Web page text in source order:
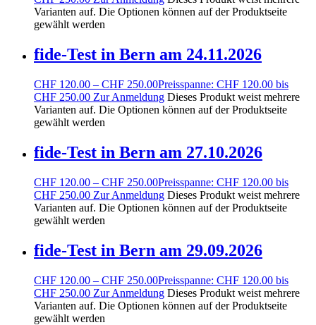
Varianten auf. Die Optionen können auf der Produktseite
gewählt werden
fide-Test in Bern am 24.11.2026
CHF 120.00 – CHF 250.00Preisspanne: CHF 120.00 bis
CHF 250.00 Zur Anmeldung Dieses Produkt weist mehrere
Varianten auf. Die Optionen können auf der Produktseite
gewählt werden
fide-Test in Bern am 27.10.2026
CHF 120.00 – CHF 250.00Preisspanne: CHF 120.00 bis
CHF 250.00 Zur Anmeldung Dieses Produkt weist mehrere
Varianten auf. Die Optionen können auf der Produktseite
gewählt werden
fide-Test in Bern am 29.09.2026
CHF 120.00 – CHF 250.00Preisspanne: CHF 120.00 bis
CHF 250.00 Zur Anmeldung Dieses Produkt weist mehrere
Varianten auf. Die Optionen können auf der Produktseite
gewählt werden